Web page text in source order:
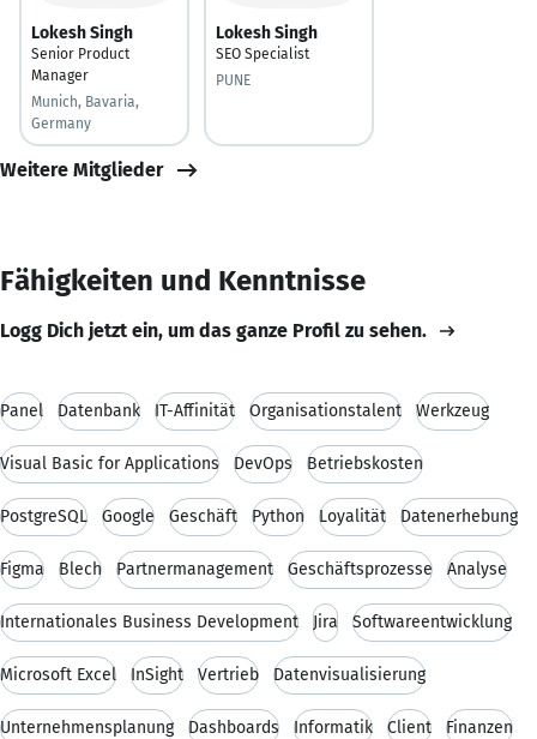
Lokesh Singh
Senior Product
Manager
Munich, Bavaria,
Germany
Lokesh Singh
SEO Specialist
PUNE
Weitere Mitglieder
Fähigkeiten und Kenntnisse
Logg Dich jetzt ein, um das ganze Profil zu sehen.
Panel Datenbank IT-Affinität Organisationstalent Werkzeug
Visual Basic for Applications DevOps Betriebskosten
PostgreSQL Google Geschäft Python Loyalität Datenerhebung
Figma Blech Partnermanagement Geschäftsprozesse Analyse
Internationales Business Development Jira Softwareentwicklung
Microsoft Excel InSight Vertrieb Datenvisualisierung
Unternehmensplanung Dashboards Informatik Client Finanzen